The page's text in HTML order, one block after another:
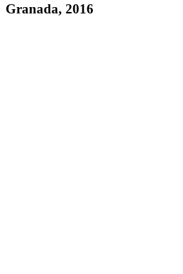
Granada, 2016